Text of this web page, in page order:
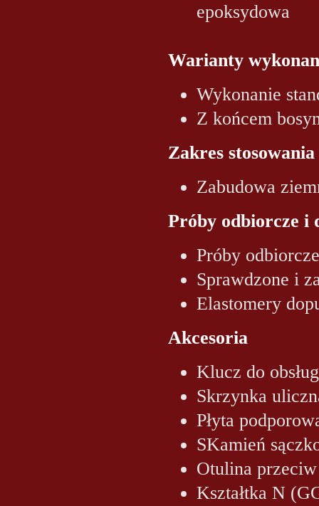
epoksydowa
Warianty
Wykonanie
Z końcem
Zakres stosowania
Zabudowa
Próby odbiorcze i
Próby
Sprawdzone i
Elastomery
Akcesoria
Klucz do
Skrzynka
Płyta
SKamień
Otulina
Kształtka N